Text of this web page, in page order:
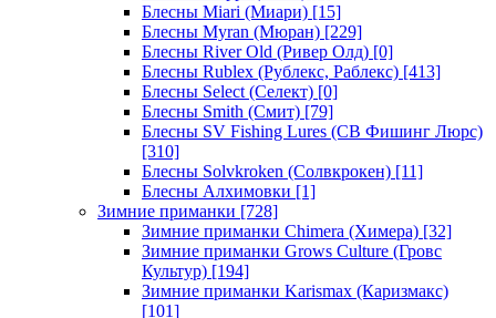
Блесны Miari (Миари) [15]
Блесны Myran (Мюран) [229]
Блесны River Old (Ривер Олд) [0]
Блесны Rublex (Рублекс, Раблекс) [413]
Блесны Select (Селект) [0]
Блесны Smith (Смит) [79]
Блесны SV Fishing Lures (СВ Фишинг Люрс)
[310]
Блесны Solvkroken (Солвкрокен) [11]
Блесны Алхимовки [1]
Зимние приманки [728]
Зимние приманки Chimera (Химера) [32]
Зимние приманки Grows Culture (Гровс
Культур) [194]
Зимние приманки Karismax (Каризмакс)
[101]